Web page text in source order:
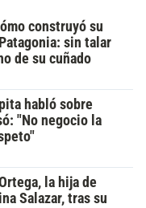
construyó su
sin talar
de su cuñado
habló sobre
"No negocio la
la hija de
Salazar, tras su